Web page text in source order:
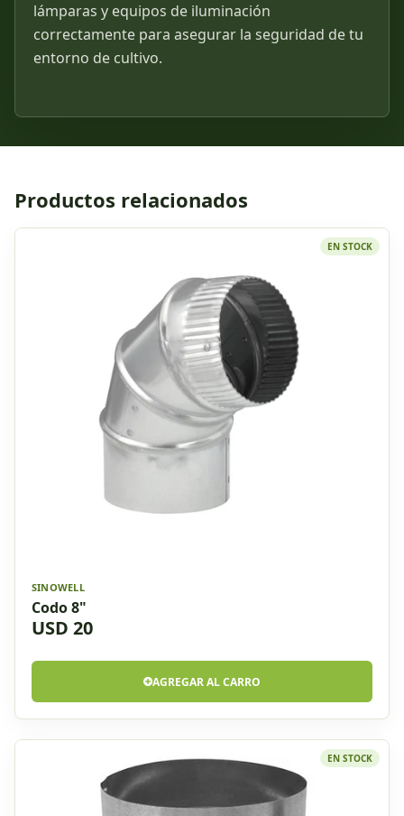
lámparas y equipos de iluminación
correctamente para asegurar la seguridad de tu
entorno de cultivo.
Productos relacionados
EN STOCK
SINOWELL
Codo 8"
USD 20
AGREGAR AL CARRO
EN STOCK